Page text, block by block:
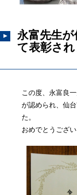
永富先生
て表彰され
この度、永富良
が認められ、仙
た。
おめでとうござい